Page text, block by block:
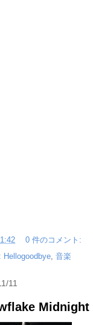
0 件のコメント:
Hellogoodbye, 音楽
11
Midnight